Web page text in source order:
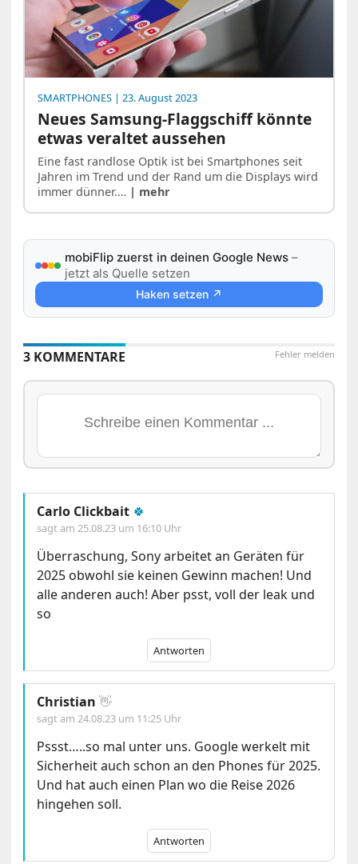
SMARTPHONES | 23. August 2023
Neues Samsung-Flaggschiff könnte
etwas veraltet aussehen
Eine fast randlose Optik ist bei Smartphones seit
Jahren im Trend und der Rand um die Displays wird
immer dünner.… | mehr
mobiFlip zuerst in deinen Google News –
jetzt als Quelle setzen
Haken setzen ↗
Fehler melden
3 KOMMENTARE
Carlo Clickbait 🍀
sagt am25.08.23 um 16:10 Uhr
Überraschung, Sony arbeitet an Geräten für
2025 obwohl sie keinen Gewinn machen! Und
alle anderen auch! Aber psst, voll der leak und
so
Antworten
Christian 👋
sagt am24.08.23 um 11:25 Uhr
Pssst…..so mal unter uns. Google werkelt mit
Sicherheit auch schon an den Phones für 2025.
Und hat auch einen Plan wo die Reise 2026
hingehen soll.
Antworten